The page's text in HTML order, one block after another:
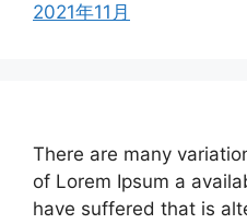
2021年11月
There are many
of Lorem Ipsum a
have suffered that is